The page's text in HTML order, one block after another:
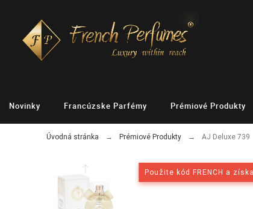
Novinky Francúzske Parfémy Prémiové Produkty
Úvodná stránka Prémiové Produkty AJ Deluxe 739
Použite kód FRENCH a
Použite kód FRENCH a